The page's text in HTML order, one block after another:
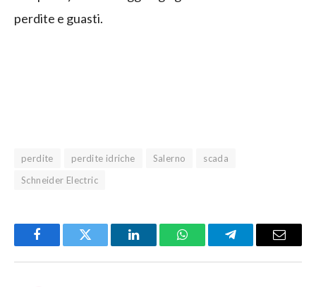
perdite e guasti.
perdite perdite idriche Salerno
scada
Schneider Electric
FacebookTwitter LinkedInWhatsAppTelegramEmail